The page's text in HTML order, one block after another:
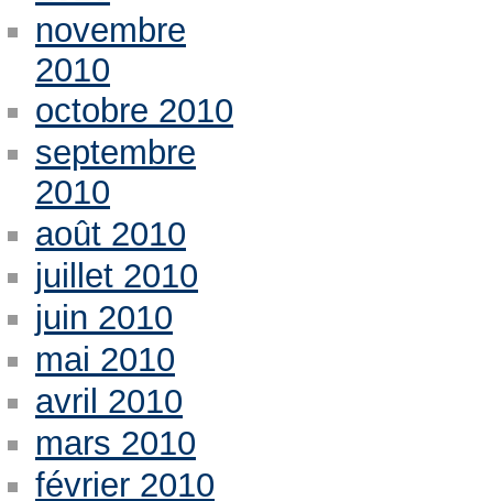
novembre
2010
octobre 2010
septembre
2010
août 2010
juillet 2010
juin 2010
mai 2010
avril 2010
mars 2010
février 2010